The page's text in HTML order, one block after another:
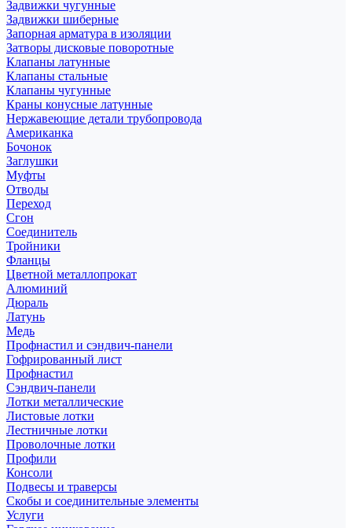
Задвижки чугунные
Задвижки шиберные
Запорная арматура в изоляции
Затворы дисковые поворотные
Клапаны латунные
Клапаны стальные
Клапаны чугунные
Краны конусные латунные
Нержавеющие детали трубопровода
Американка
Бочонок
Заглушки
Муфты
Отводы
Переход
Сгон
Соединитель
Тройники
Фланцы
Цветной металлопрокат
Алюминий
Дюраль
Латунь
Медь
Профнастил и сэндвич-панели
Гофрированный лист
Профнастил
Сэндвич-панели
Лотки металлические
Листовые лотки
Лестничные лотки
Проволочные лотки
Профили
Консоли
Подвесы и траверсы
Скобы и соединительные элементы
Услуги